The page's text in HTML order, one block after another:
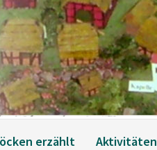
erzählt Aktivitäten